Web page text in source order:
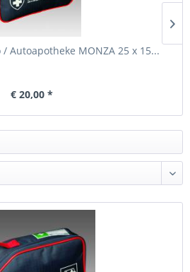
Autoapotheke MONZA 25 x 15...
€ 20,00 *